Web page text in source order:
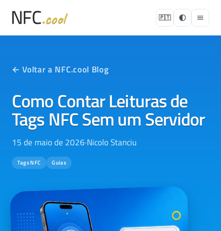
🇵🇹
← Voltar a NFC.cool Blog
Como Contar Leituras de
Tags NFC Sem um Servidor
15 de maio de 2026·Nicolo Stanciu
Tags NFC Guias